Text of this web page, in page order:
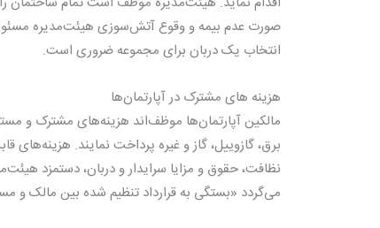
انتخاب یک دربان برای مجموعه ضروری است.
هزینه های مشترک در آپارتمان‌ها
مالکین آپارتمان‌ها موظف‌اند هزینه‌های مشترک و
برق، گازوییل، گاز و غیره پرداخت نمایند.
نظافت، حقوق و مزایا سرایدار و دربان، دستمزد
می‌گردد «بستگی به قرارداد تنظیم شده بین مالک و